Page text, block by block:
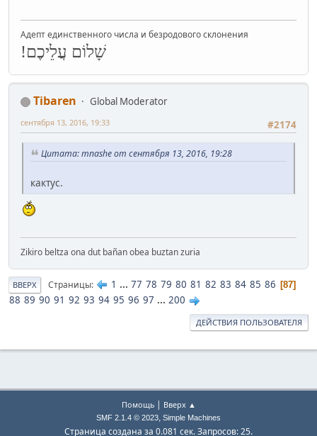
Адепт единственного числа и безродового склонения
שָׁלוֹם עֲלֵיכֶם!
Tibaren
Global Moderator
#2174
сентября 13, 2016, 19:33
Цитата: mnashe от сентября 13, 2016, 19:28
кактус.
Zikiro beltza ona dut bañan obea buztan zuria
ВВЕРХ Страницы 1 ... 77 78 79 80 81 82 83 84 85 86 87
88 89 90 91 92 93 94 95 96 97 ... 200
ДЕЙСТВИЯ ПОЛЬЗОВАТЕЛЯ
Помощь| Вверх ▲
SMF 2.1.4 © 2023, Simple Machines
Страница создана за 0.081 сек. Запросов: 25.